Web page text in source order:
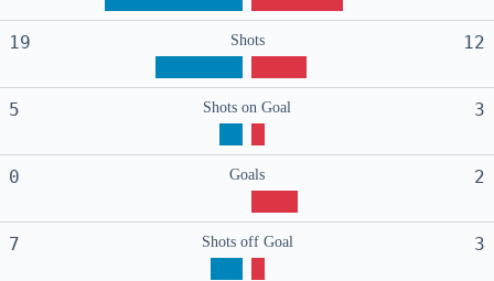
19 Shots 12
5 Shots on Goal 3
0 Goals 2
7 Shots off Goal 3